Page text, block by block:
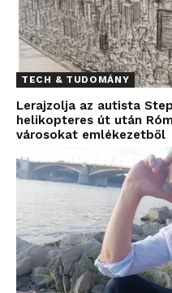
TECH & TUDOMÁNY
Lerajzolja az autista
helikopteres út után
városokat emlékezetből